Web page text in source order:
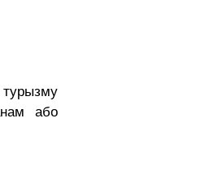
турызму
або